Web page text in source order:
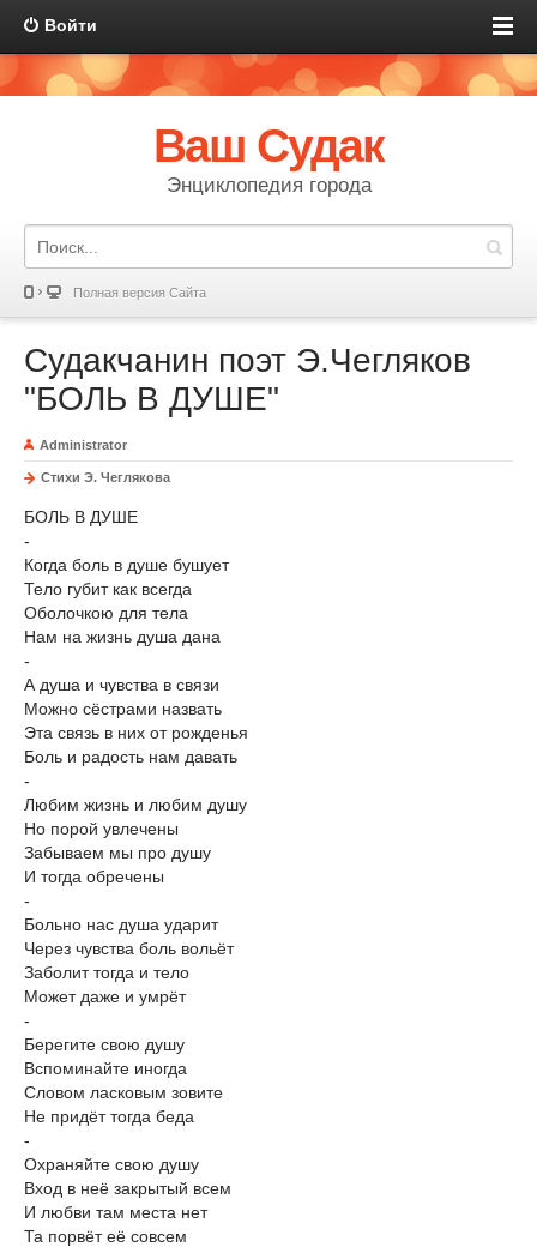
Войти
Ваш Судак
Энциклопедия города
Полная версия Сайта
Судакчанин поэт Э.Чегляков
"БОЛЬ В ДУШЕ"
Administrator
Стихи Э. Чеглякова
БОЛЬ В ДУШЕ
-
Когда боль в душе бушует
Тело губит как всегда
Оболочкою для тела
Нам на жизнь душа дана
-
А душа и чувства в связи
Можно сёстрами назвать
Эта связь в них от рожденья
Боль и радость нам давать
-
Любим жизнь и любим душу
Но порой увлечены
Забываем мы про душу
И тогда обречены
-
Больно нас душа ударит
Через чувства боль вольёт
Заболит тогда и тело
Может даже и умрёт
-
Берегите свою душу
Вспоминайте иногда
Словом ласковым зовите
Не придёт тогда беда
-
Охраняйте свою душу
Вход в неё закрытый всем
И любви там места нет
Та порвёт её совсем